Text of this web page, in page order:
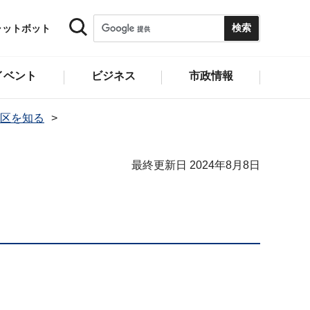
トボット
ント ビジネス 市政情報
を知る
最終更新日 2024年8月8日